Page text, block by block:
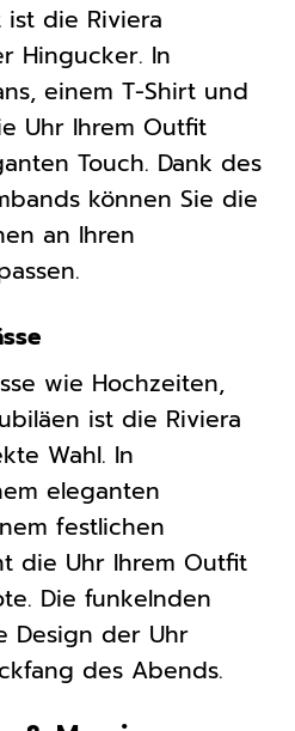
die Riviera
Hingucker. In
einem T-Shirt und
Uhr Ihrem Outfit
Touch. Dank des
können Sie die
an Ihren
wie Hochzeiten,
ist die Riviera
Wahl. In
eleganten
festlichen
die Uhr Ihrem Outfit
Die funkelnden
Design der Uhr
des Abends.